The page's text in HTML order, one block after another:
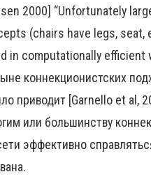
2000] “Unfortunately
(chairs have legs, seat,
computationally efficient
коннекционистских
приводит [Garnello et al,
или большинству
эффективно